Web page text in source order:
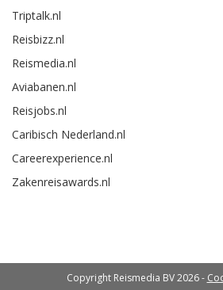
Triptalk.nl
Reisbizz.nl
Reismedia.nl
Aviabanen.nl
Reisjobs.nl
Caribisch Nederland.nl
Careerexperience.nl
Zakenreisawards.nl
Copyright Reismedia BV 2026 -